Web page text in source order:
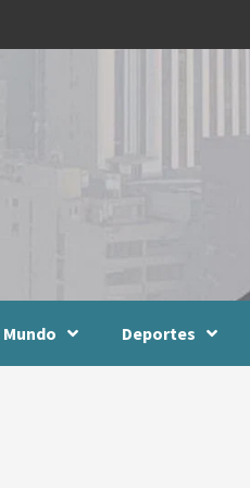
Mundo Deportes